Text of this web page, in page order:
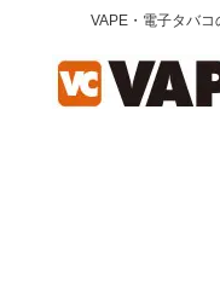
VAPE・電子タバコ